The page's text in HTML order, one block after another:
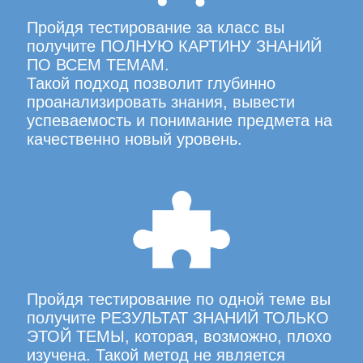
Пройдя тестирование за класс вы
получите ПОЛНУЮ КАРТИНУ ЗНАНИЙ
ПО ВСЕМ ТЕМАМ.
Такой подход позволит глубинно
проанализировать знания, вывести
успеваемость и понимание предмета на
качественно новый уровень.
Пройдя тестирование по одной теме вы
получите РЕЗУЛЬТАТ ЗНАНИЙ ТОЛЬКО
ЭТОЙ ТЕМЫ, которая, возможно, плохо
изучена. Такой метод не является